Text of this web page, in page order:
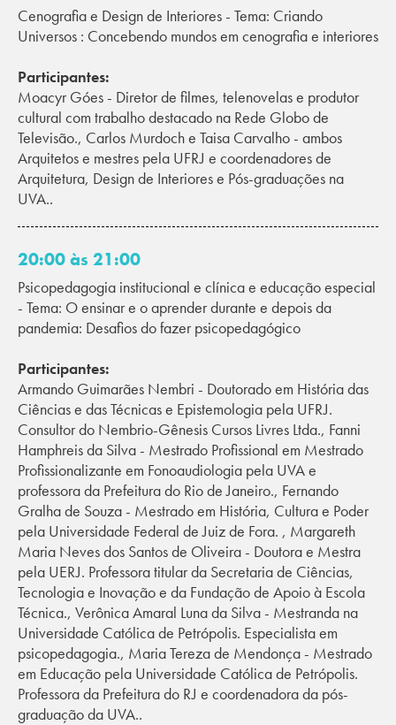
Cenografia e Design de Interiores - Tema: Criando
Universos : Concebendo mundos em cenografia e interiores
Participantes:
Moacyr Góes - Diretor de filmes, telenovelas e produtor
cultural com trabalho destacado na Rede Globo de
Televisão., Carlos Murdoch e Taisa Carvalho - ambos
Arquitetos e mestres pela UFRJ e coordenadores de
Arquitetura, Design de Interiores e Pós-graduações na
UVA..
20:00 às 21:00
Psicopedagogia institucional e clínica e educação especial
- Tema: O ensinar e o aprender durante e depois da
pandemia: Desafios do fazer psicopedagógico
Participantes:
Armando Guimarães Nembri - Doutorado em História das
Ciências e das Técnicas e Epistemologia pela UFRJ.
Consultor do Nembrio-Gênesis Cursos Livres Ltda., Fanni
Hamphreis da Silva - Mestrado Profissional em Mestrado
Profissionalizante em Fonoaudiologia pela UVA e
professora da Prefeitura do Rio de Janeiro., Fernando
Gralha de Souza - Mestrado em História, Cultura e Poder
pela Universidade Federal de Juiz de Fora. , Margareth
Maria Neves dos Santos de Oliveira - Doutora e Mestra
pela UERJ. Professora titular da Secretaria de Ciências,
Tecnologia e Inovação e da Fundação de Apoio à Escola
Técnica., Verônica Amaral Luna da Silva - Mestranda na
Universidade Católica de Petrópolis. Especialista em
psicopedagogia., Maria Tereza de Mendonça - Mestrado
em Educação pela Universidade Católica de Petrópolis.
Professora da Prefeitura do RJ e coordenadora da pós-
graduação da UVA..